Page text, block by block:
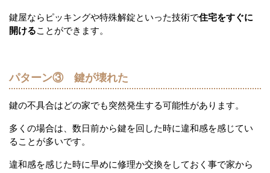
鍵屋ならピッキングや特殊解錠といった技術で住宅をすぐに
開けることができます。
パターン③ 鍵が壊れた
鍵の不具合はどの家でも突然発生する可能性があります。
多くの場合は、数日前から鍵を回した時に違和感を感じてい
ることが多いです。
違和感を感じた時に早めに修理か交換をしておく事で家から